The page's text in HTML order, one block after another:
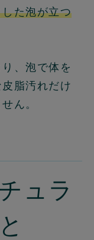
た泡が立つ
、泡で体を
脂汚れだけ
ん。
ュラ